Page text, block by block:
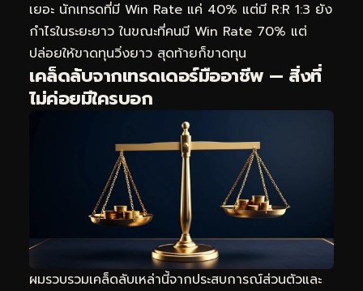
เยอะ นักเทรดที่มี Win Rate แค่ 40% แต่มี R:R 1:3 ยัง
กำไรในระยะยาว ในขณะที่คนมี Win Rate 70% แต่
ปล่อยให้ขาดทุนวิ่งยาว สุดท้ายก็ขาดทุน
เคล็ดลับจากเทรดเดอร์มืออาชีพ — สิ่งที่
ไม่ค่อยมีใครบอก
ผมรวบรวมเคล็ดลับเหล่านี้จากประสบการณ์ส่วนตัวและ